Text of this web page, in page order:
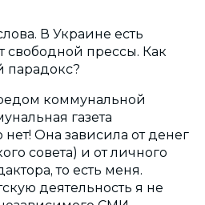
В Украине есть
свободной прессы. Как
парадокс?
коммунальной
газета
Она зависила от денег
совета) и от личного
то есть меня.
деятельность я не